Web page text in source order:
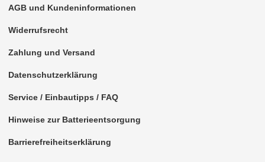
AGB und Kundeninformationen
Widerrufsrecht
Zahlung und Versand
Datenschutzerklärung
Service / Einbautipps / FAQ
Hinweise zur Batterieentsorgung
Barrierefreiheitserklärung